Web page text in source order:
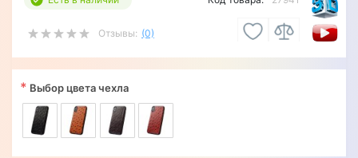
Отзывы: (0)
* Выбор цвета чехла